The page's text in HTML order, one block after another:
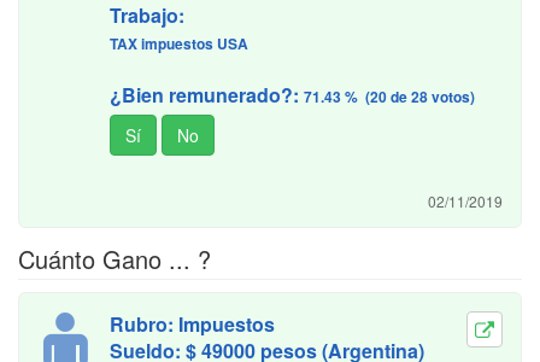
Trabajo:
TAX impuestos USA
¿Bien remunerado?: 71.43 % (20 de 28 votos)
02/11/2019
Cuánto Gano ... ?
Rubro: Impuestos
Sueldo: $ 49000 pesos (Argentina)